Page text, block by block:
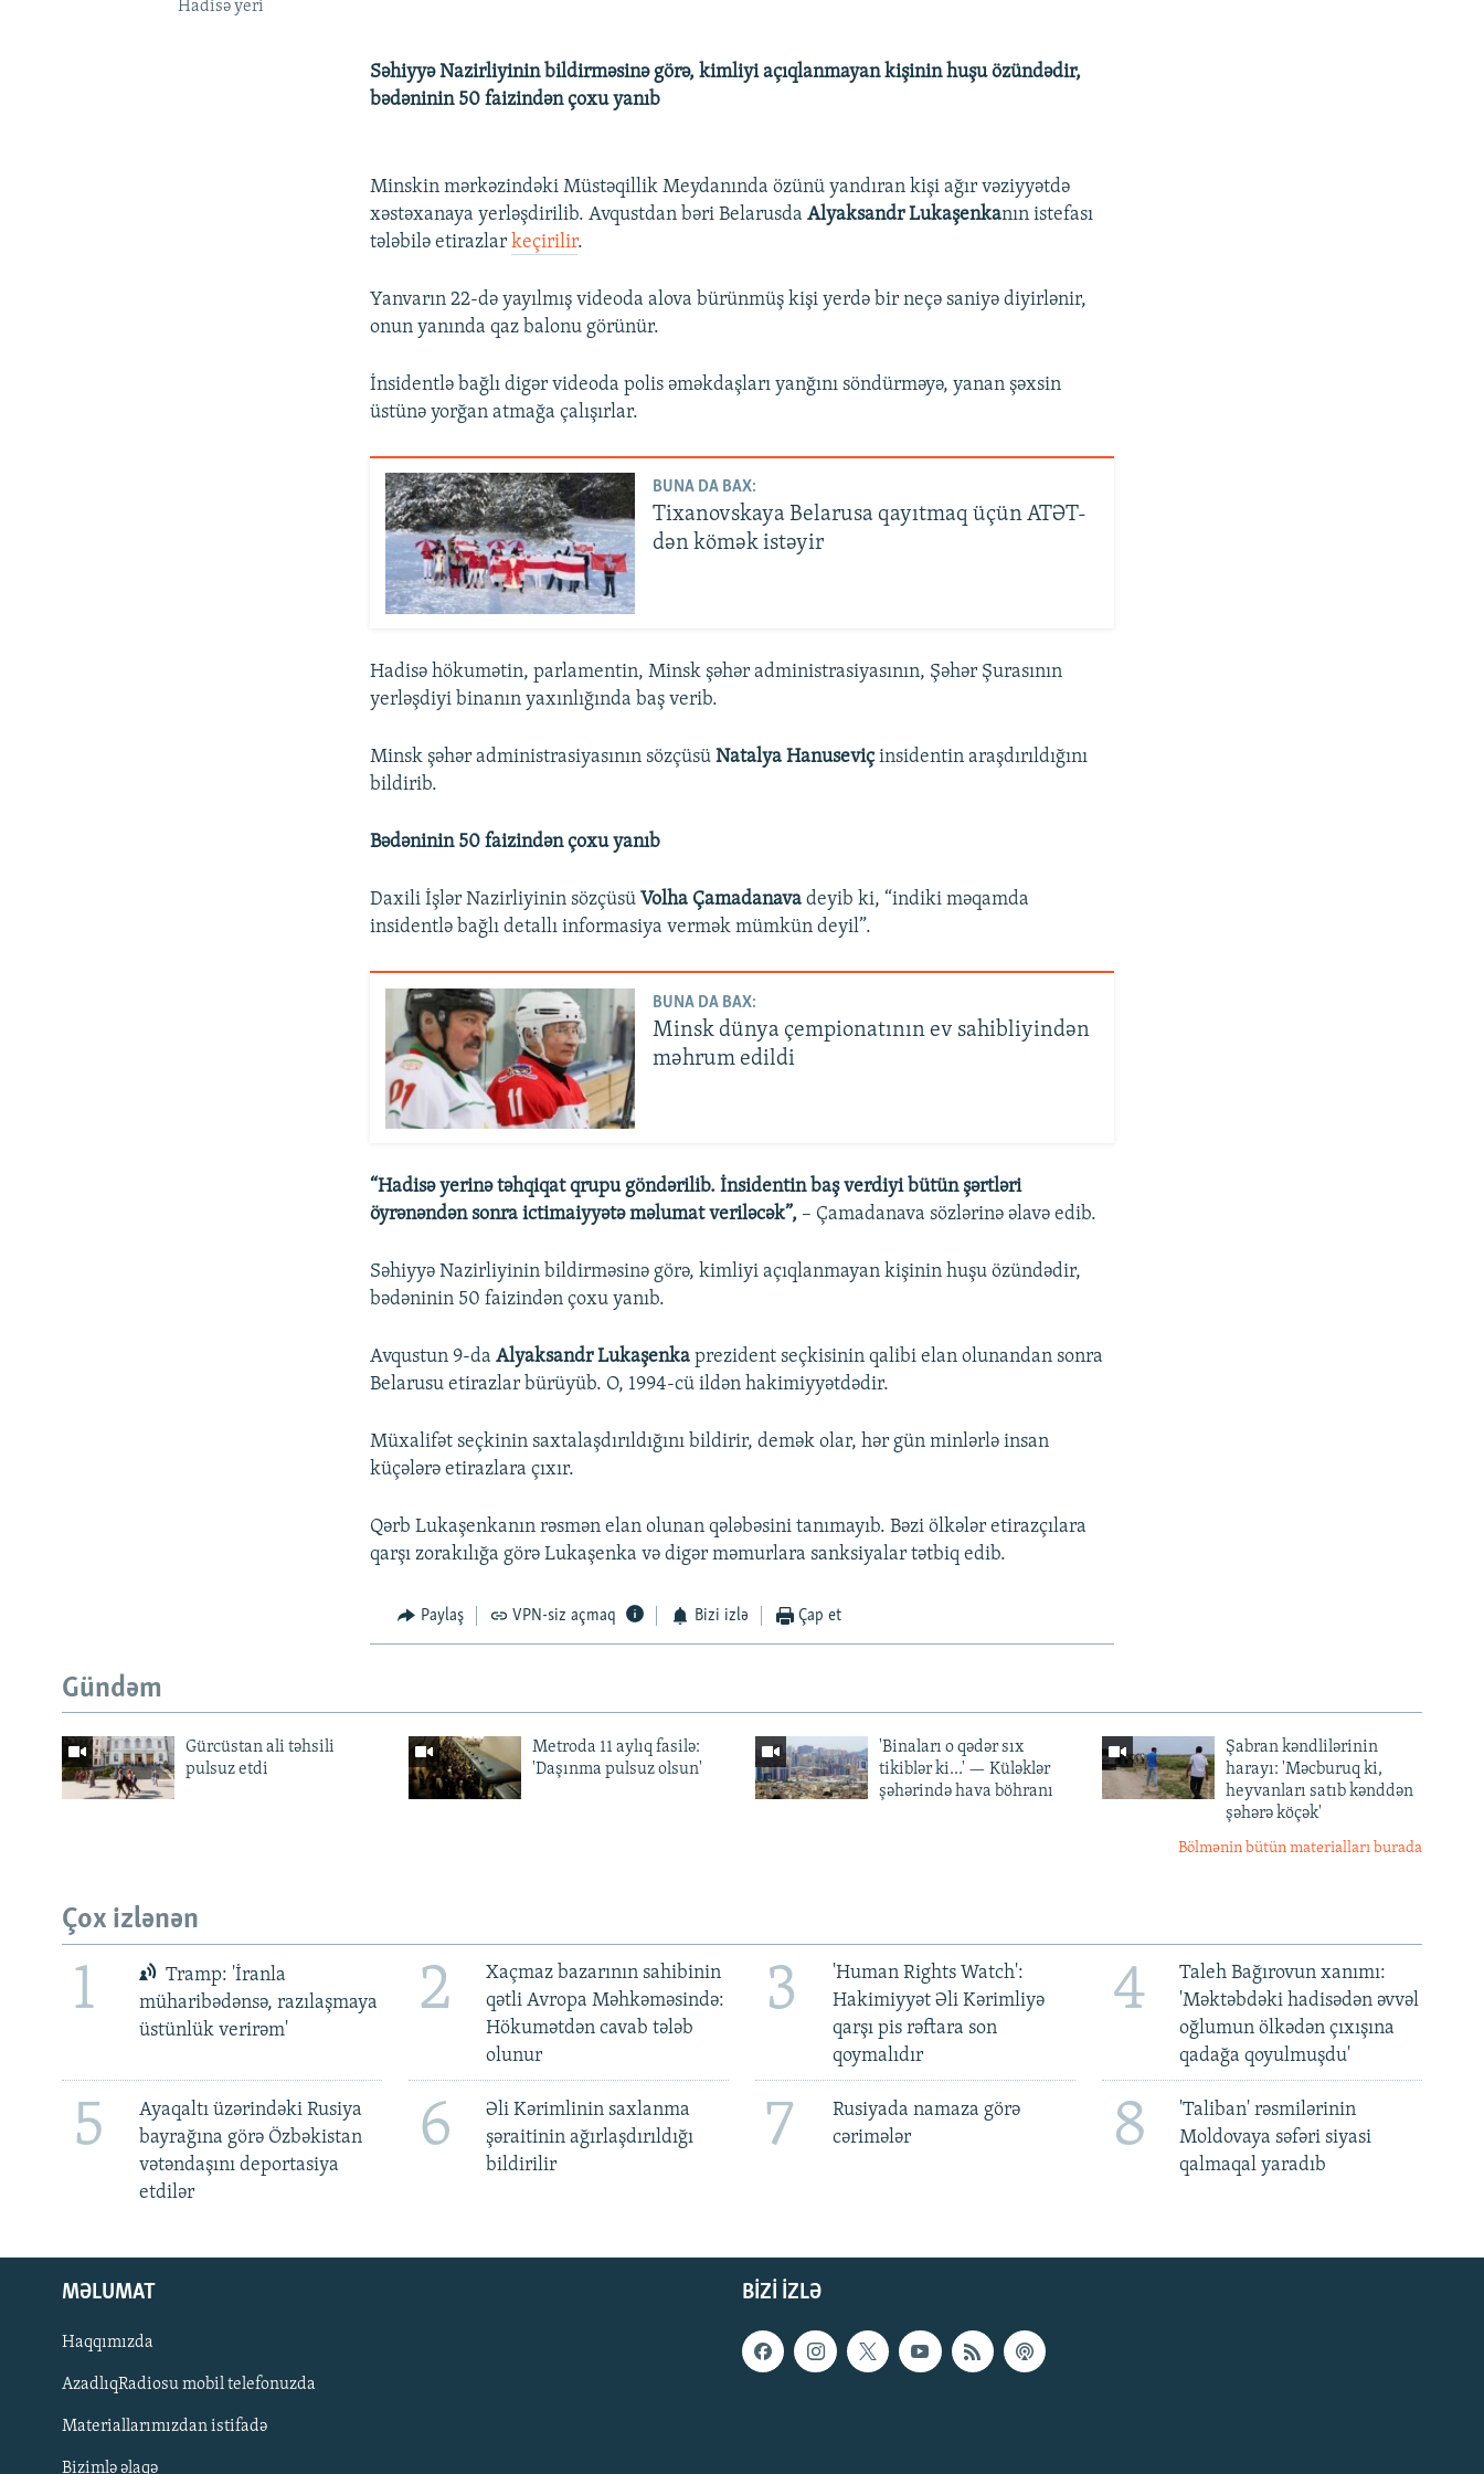
Hadisə yeri
Səhiyyə Nazirliyinin bildirməsinə görə, kimliyi açıqlanmayan kişinin huşu özündədir,
bədəninin 50 faizindən çoxu yanıb
Minskin mərkəzindəki Müstəqillik Meydanında özünü yandıran kişi ağır vəziyyətdə
xəstəxanaya yerləşdirilib. Avqustdan bəri BelarusdaAlyaksandr Lukaşenkanın istefası
tələbilə etirazlarkeçirilir.
Yanvarın 22-də yayılmış videoda alova bürünmüş kişi yerdə bir neçə saniyə diyirlənir,
onun yanında qaz balonu görünür.
İnsidentlə bağlı digər videoda polis əməkdaşları yanğını söndürməyə, yanan şəxsin
üstünə yorğan atmağa çalışırlar.
BUNA DA BAX:
Tixanovskaya Belarusa qayıtmaq üçün ATƏT-
dən kömək istəyir
Hadisə hökumətin, parlamentin, Minsk şəhər administrasiyasının, Şəhər Şurasının
yerləşdiyi binanın yaxınlığında baş verib.
Minsk şəhər administrasiyasının sözçüsüNatalya Hanuseviçinsidentin araşdırıldığını
bildirib.
Bədəninin 50 faizindən çoxu yanıb
Daxili İşlər Nazirliyinin sözçüsüVolha Çamadanava deyib ki, “indiki məqamda
insidentlə bağlı detallı informasiya vermək mümkün deyil”.
BUNA DA BAX:
Minsk dünya çempionatının ev sahibliyindən
məhrum edildi
“Hadisə yerinə təhqiqat qrupu göndərilib. İnsidentin baş verdiyi bütün şərtləri
öyrənəndən sonra ictimaiyyətə məlumat veriləcək”, – Çamadanava sözlərinə əlavə edib.
Səhiyyə Nazirliyinin bildirməsinə görə, kimliyi açıqlanmayan kişinin huşu özündədir,
bədəninin 50 faizindən çoxu yanıb.
Avqustun 9-daAlyaksandr Lukaşenka prezident seçkisinin qalibi elan olunandan sonra
Belarusu etirazlar bürüyüb. O, 1994-cü ildən hakimiyyətdədir.
Müxalifət seçkinin saxtalaşdırıldığını bildirir, demək olar, hər gün minlərlə insan
küçələrə etirazlara çıxır.
Qərb Lukaşenkanın rəsmən elan olunan qələbəsini tanımayıb. Bəzi ölkələr etirazçılara
qarşı zorakılığa görə Lukaşenka və digər məmurlara sanksiyalar tətbiq edib.
Paylaş VPN-siz açmaq Bizi izlə Çap et
Gündəm
Gürcüstan ali təhsili
pulsuz etdi
Metroda 11 aylıq fasilə:
'Daşınma pulsuz olsun'
'Binaları o qədər sıx
tikiblər ki...' — Küləklər
şəhərində hava böhranı
Şabran kəndlilərinin
harayı: 'Məcburuq ki,
heyvanları satıb kənddən
şəhərə köçək'
Bölmənin bütün materialları burada
Çox izlənən
1
Tramp: 'İranla
müharibədənsə, razılaşmaya
üstünlük verirəm'
2
Xaçmaz bazarının sahibinin
qətli Avropa Məhkəməsində:
Hökumətdən cavab tələb
olunur
3
'Human Rights Watch':
Hakimiyyət Əli Kərimliyə
qarşı pis rəftara son
qoymalıdır
4
Taleh Bağırovun xanımı:
'Məktəbdəki hadisədən əvvəl
oğlumun ölkədən çıxışına
qadağa qoyulmuşdu'
5
Ayaqaltı üzərindəki Rusiya
bayrağına görə Özbəkistan
vətəndaşını deportasiya
etdilər
6
Əli Kərimlinin saxlanma
şəraitinin ağırlaşdırıldığı
bildirilir
7
Rusiyada namaza görə
cərimələr
8
'Taliban' rəsmilərinin
Moldovaya səfəri siyasi
qalmaqal yaradıb
BIZI IZLƏ
MƏLUMAT
Haqqımızda
AzadlıqRadiosu mobil telefonuzda
Materiallarımızdan istifadə
Bizimlə əlaqə